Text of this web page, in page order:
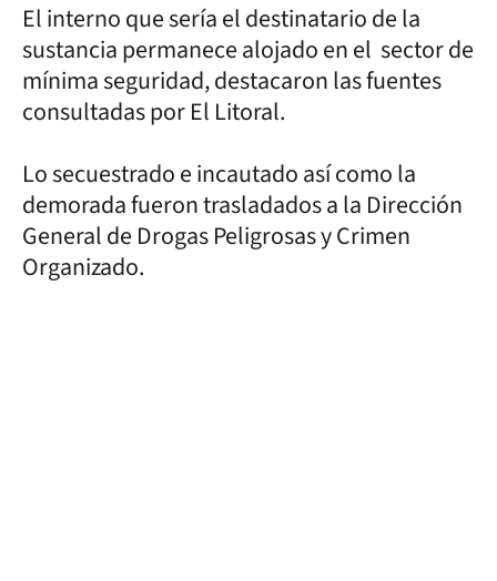
El interno que sería el destinatario de la
sustancia permanece alojado en el sector de
mínima seguridad, destacaron las fuentes
consultadas por El Litoral.
Lo secuestrado e incautado así como la
demorada fueron trasladados a la Dirección
General de Drogas Peligrosas y Crimen
Organizado.